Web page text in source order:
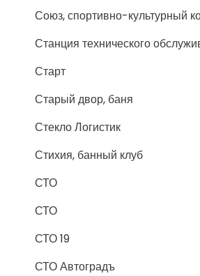
Союз, спортивно-культурный
Станция технического
Старт
Старый двор, баня
Стекло Логистик
Стихия, банный клуб
СТО
СТО
СТО 19
СТО Автоградъ